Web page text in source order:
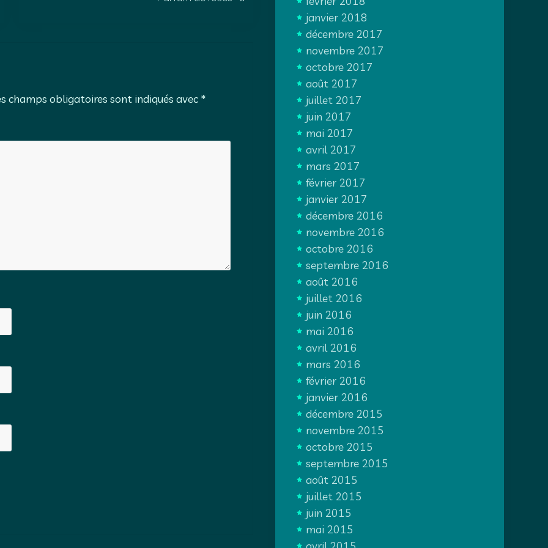
s
champs obligatoires sont indiqués avec *
janvier 2018
décembre 2017
novembre 2017
octobre 2017
août 2017
juillet 2017
juin 2017
mai 2017
avril 2017
mars 2017
février 2017
janvier 2017
décembre 2016
novembre 2016
octobre 2016
septembre 2016
août 2016
juillet 2016
juin 2016
mai 2016
avril 2016
mars 2016
février 2016
janvier 2016
décembre 2015
novembre 2015
octobre 2015
septembre 2015
août 2015
juillet 2015
juin 2015
mai 2015